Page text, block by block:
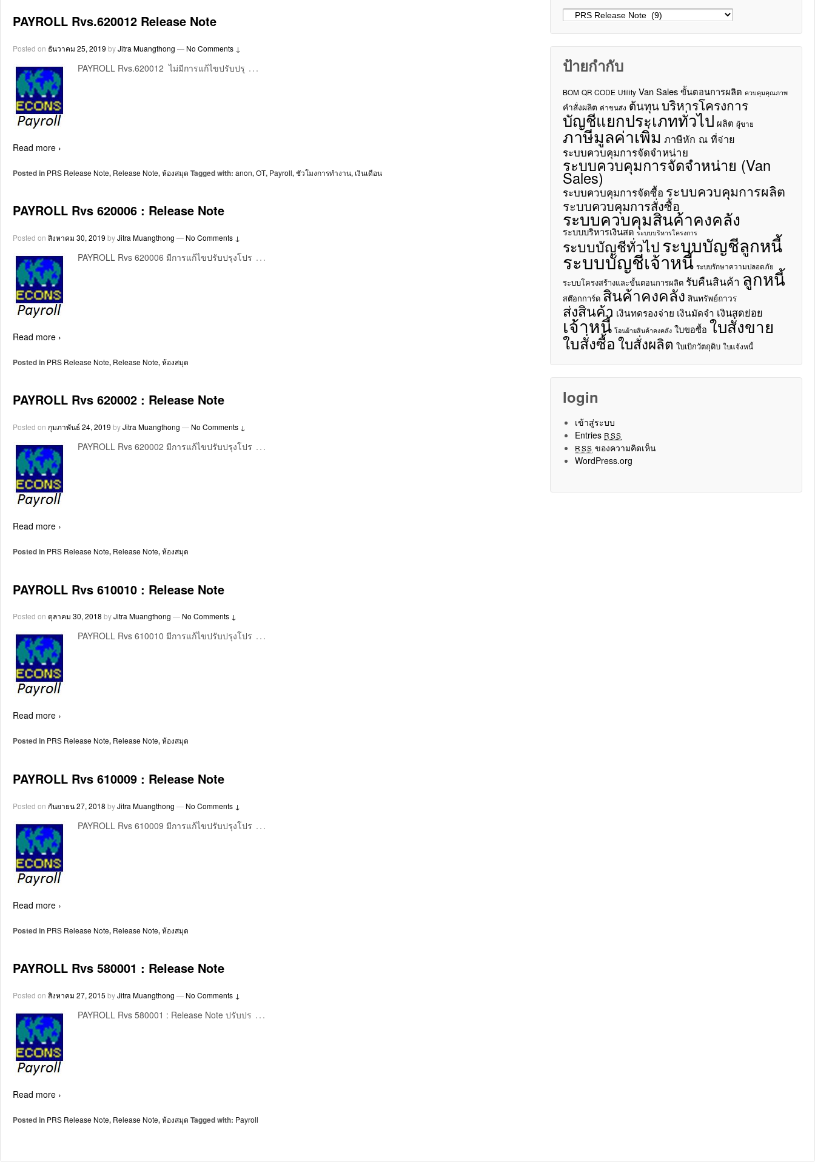
PAYROLL Rvs.620012 Release Note
Posted on ธันวาคม 25, 2019 byJitra Muangthong — No Comments ↓
PAYROLL Rvs.620012 ไม่มีการแก้ไขปรับปรุ …
Read more ›
Posted in PRS Release Note, Release Note,ห้องสมุด Tagged with: anon,OT, Payroll,ชัวโมงการทำงาน, เงินเดือน
PAYROLL Rvs 620006 : Release Note
Posted on สิงหาคม 30, 2019 byJitra Muangthong — No Comments ↓
PAYROLL Rvs 620006 มีการแก้ไขปรับปรุงโปร …
Read more ›
Posted in PRS Release Note, Release Note,ห้องสมุด
PAYROLL Rvs 620002 : Release Note
Posted on กุมภาพันธ์ 24, 2019 byJitra Muangthong — No Comments ↓
PAYROLL Rvs 620002 มีการแก้ไขปรับปรุงโปร …
Read more ›
Posted in PRS Release Note, Release Note,ห้องสมุด
PAYROLL Rvs 610010 : Release Note
Posted on ตุลาคม 30, 2018 byJitra Muangthong — No Comments ↓
PAYROLL Rvs 610010 มีการแก้ไขปรับปรุงโปร …
Read more ›
Posted in PRS Release Note, Release Note,ห้องสมุด
PAYROLL Rvs 610009 : Release Note
Posted on กันยายน 27, 2018 byJitra Muangthong — No Comments ↓
PAYROLL Rvs 610009 มีการแก้ไขปรับปรุงโปร …
Read more ›
Posted in PRS Release Note, Release Note,ห้องสมุด
PAYROLL Rvs 580001 : Release Note
Posted on สิงหาคม 27, 2015 byJitra Muangthong — No Comments ↓
PAYROLL Rvs 580001 : Release Note ปรับปร …
Read more ›
Posted in PRS Release Note, Release Note,ห้องสมุด Tagged with: Payroll
หมวดหมู่
ป้ายกำกับ
BOM QR CODE Utility Van Sales ขั้นตอนการผลิต ควบคุมคุณภาพ
คำสั่งผลิต ค่าขนส่ง ต้นทุนบริหารโครงการ
บัญชีแยกประเภททั่วไป ผลิต ผู้ขาย
ภาษีมูลค่าเพิ่ม ภาษีหัก ณ ที่จ่าย
ระบบควบคุมการจัดจำหน่าย
ระบบควบคุมการจัดจำหน่าย (Van
Sales)
ระบบควบคุมการจัดซื้อ ระบบควบคุมการผลิต
ระบบควบคุมการสั่งซื้อ
ระบบควบคุมสินค้าคงคลัง
ระบบบริหารเงินสด ระบบบริหารโครงการ
ระบบบัญชีทั่วไประบบบัญชีลูกหนี้
ระบบบัญชีเจ้าหนี้ ระบบรักษาความปลอดภัย
ระบบโครงสร้างและขั้นตอนการผลิต รับคืนสินค้า ลูกหนี้
สต๊อกการ์ด สินค้าคงคลัง สินทรัพย์ถาวร
ส่งสินค้า เงินทดรองจ่าย เงินมัดจำ เงินสดย่อย
เจ้าหนี้ โอนย้ายสินค้าคงคลัง ใบขอซื้อ ใบสั่งขาย
ใบสั่งซื้อ ใบสั่งผลิต ใบเบิกวัตถุดิบ ใบแจ้งหนี้
login
เข้าสู่ระบบ
Entries RSS
RSS ของความคิดเห็น
WordPress.org